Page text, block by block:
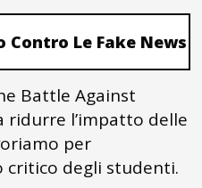
Le Fake News
Battle Against
ridurre l’impatto delle
per
critico degli studenti.